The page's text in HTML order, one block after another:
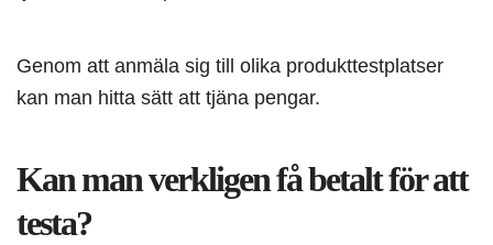
Genom att anmäla sig till olika produkttestplatser
kan man hitta sätt att tjäna pengar.
Kan man verkligen få betalt för att
testa?